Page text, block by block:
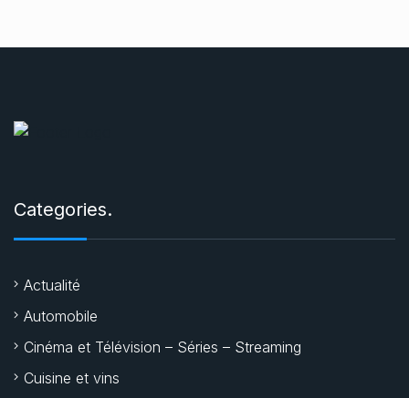
Categories.
Actualité
Automobile
Cinéma et Télévision – Séries – Streaming
Cuisine et vins